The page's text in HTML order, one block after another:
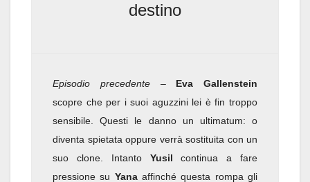
destino
Episodio precedente– Eva Gallenstein
scopre che per i suoi aguzzini lei è fin troppo
sensibile. Questi le danno un ultimatum: o
diventa spietata oppure verrà sostituita con un
suo clone. Intanto Yusil continua a fare
pressione su Yanaaffinché questa rompa gli